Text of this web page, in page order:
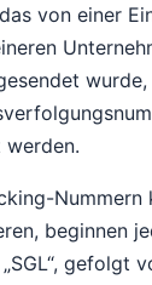
von einer
Nummern
beginnen
gefolgt